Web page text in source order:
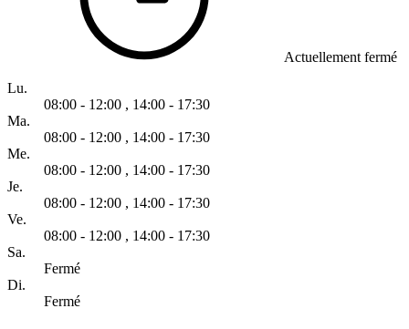
Actuellement fermé
Lu.
08:00 - 12:00 , 14:00 - 17:30
Ma.
08:00 - 12:00 , 14:00 - 17:30
Me.
08:00 - 12:00 , 14:00 - 17:30
Je.
08:00 - 12:00 , 14:00 - 17:30
Ve.
08:00 - 12:00 , 14:00 - 17:30
Sa.
Fermé
Di.
Fermé